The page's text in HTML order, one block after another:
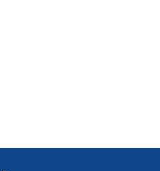
werden.
auf der Seite "
Liste